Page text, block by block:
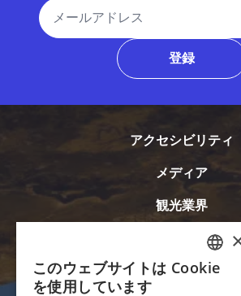
メールアドレス
登録
アクセシビリティ
メディア
観光業界
イリノイ州のツアー
イリノイ州のスポーツ